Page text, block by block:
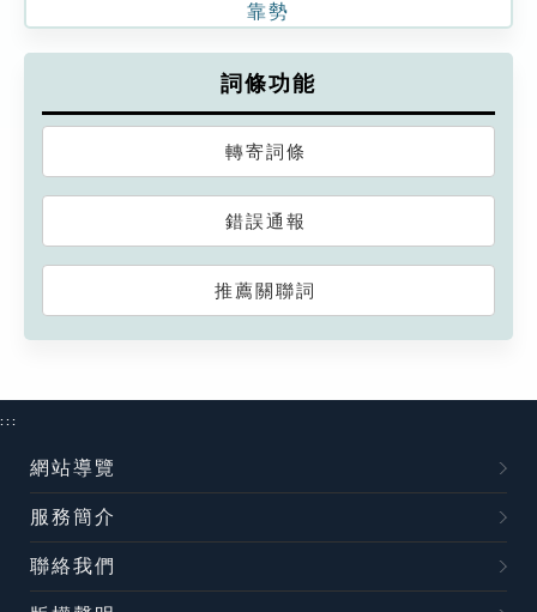
靠勢
詞條功能
轉寄詞條
錯誤通報
推薦關聯詞
:::
網站導覽
服務簡介
聯絡我們